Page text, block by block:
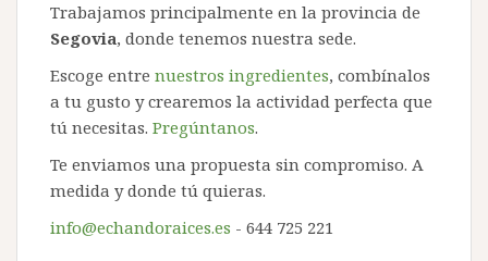
Trabajamos principalmente en la provincia de
Segovia, donde tenemos nuestra sede.
Escoge entre nuestros ingredientes, combínalos
a tu gusto y crearemos la actividad perfecta que
tú necesitas. Pregúntanos.
Te enviamos una propuesta sin compromiso. A
medida y donde tú quieras.
info@echandoraices.es - 644 725 221